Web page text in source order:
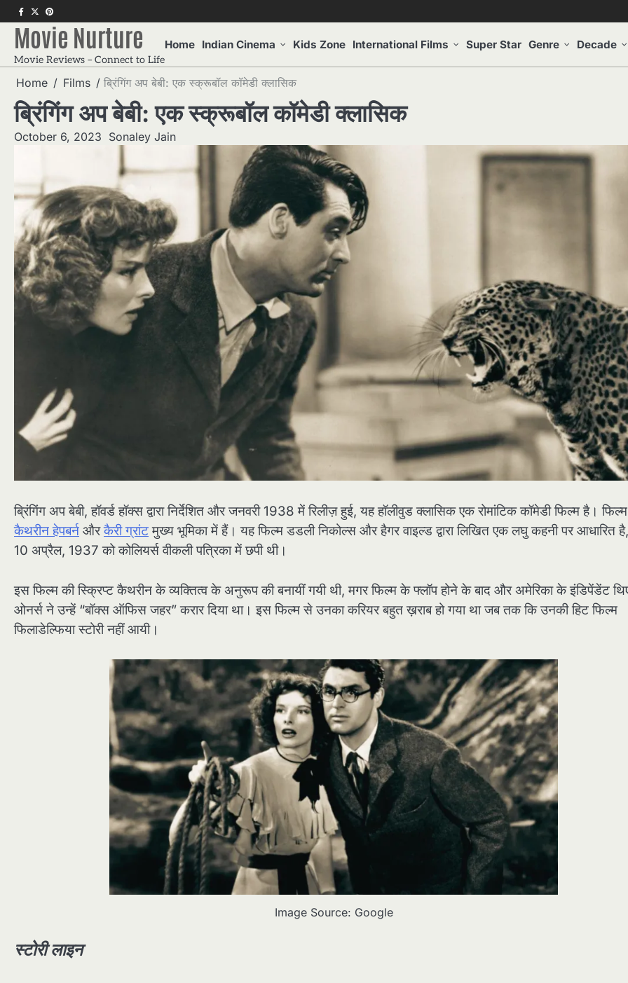
Skip
to
content
f twitterpinterest
Movie Nurture
Movie Reviews – Connect to Life
Home Indian Cinema Kids Zone International Films Super Star Genre Decade
Home
Films ब्रिंगिंग अप बेबी: एक स्क्रूबॉल कॉमेडी क्लासिक
ब्रिंगिंग अप बेबी: एक स्क्रूबॉल कॉमेडी क्लासिक
October 6, 2023 Sonaley Jain
ब्रिंगिंग अप बेबी, हॉवर्ड हॉक्स द्वारा निर्देशित और जनवरी 1938 में रिलीज़ हुई, यह हॉलीवुड क्लासिक एक रोमांटिक कॉमेडी फिल्म है।
कैथरीन हेपबर्न औरकैरी ग्रांटमुख्य भूमिका में हैं। यह फिल्म डडली निकोल्स और हैगर वाइल्ड द्वारा लिखित एक लघु कहनी पर आधारित
10 अप्रैल, 1937 को कोलियर्स वीकली पत्रिका में छपी थी।
इस फिल्म की स्क्रिप्ट कैथरीन के व्यक्तित्व के अनुरूप की बनायीं गयी थी, मगर फिल्म के फ्लॉप होने के बाद और अमेरिका के इंडिपेंडेंट
ओनर्स ने उन्हें “बॉक्स ऑफिस जहर” करार दिया था। इस फिल्म से उनका करियर बहुत ख़राब हो गया था जब तक कि उनकी हिट फिल्म
फिलाडेल्फिया स्टोरी नहीं आयी।
Image Source: Google
स्टोरी लाइन